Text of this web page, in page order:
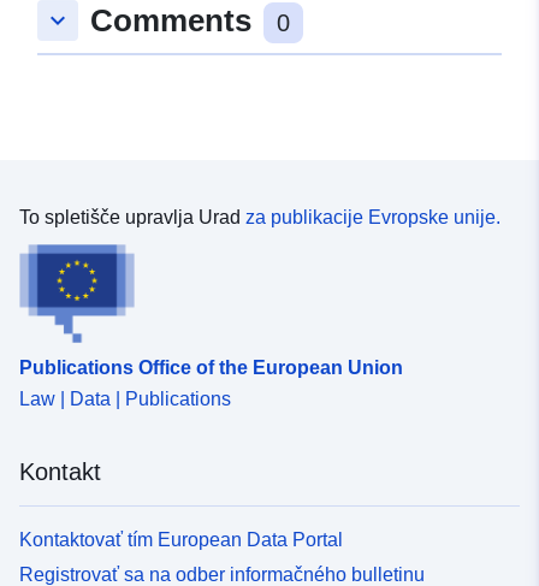
uriRef:
http://data.europa.eu/88u/dataset/
378d-7177-0ec9-6074bc61fe41
keyboard_arrow_down Comments 0
To spletišče upravlja Urad za publikacije Evropske unije.
Publications Office of the European Union
Law | Data | Publications
Kontakt
Kontaktovať tím European Data Portal
Registrovať sa na odber informačného bulletinu